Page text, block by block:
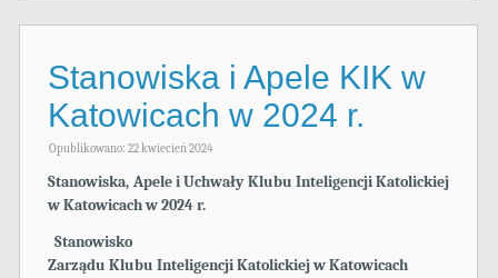
Stanowiska i Apele KIK w
Katowicach w 2024 r.
Opublikowano: 22 kwiecień 2024
Stanowiska, Apele i Uchwały Klubu Inteligencji Katolickiej
w Katowicach w 2024 r.
Stanowisko
Zarządu Klubu Inteligencji Katolickiej w Katowicach